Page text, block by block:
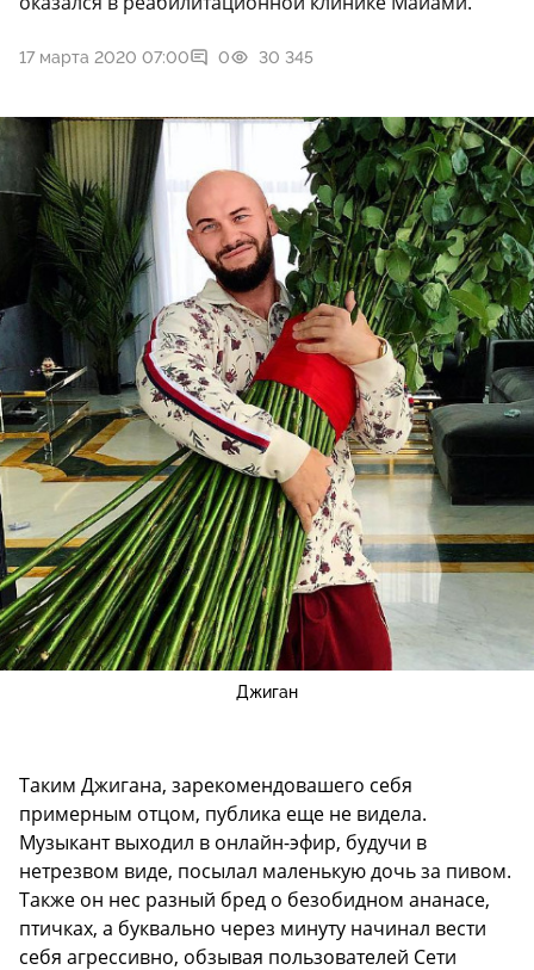
17 марта 2020 07:00 0 30 345
Джиган
Таким Джигана, зарекомендовашего себя
примерным отцом, публика еще не видела.
Музыкант выходил в онлайн-эфир, будучи в
нетрезвом виде, посылал маленькую дочь за пивом.
Также он нес разный бред о безобидном ананасе,
птичках, а буквально через минуту начинал вести
себя агрессивно, обзывая пользователей Сети